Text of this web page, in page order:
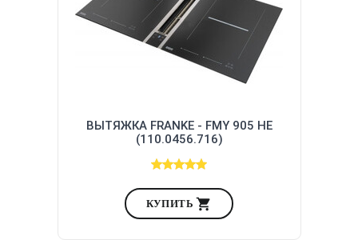
ВЫТЯЖКА FRANKE - FMY 905 HE
(110.0456.716)
КУПИТЬ